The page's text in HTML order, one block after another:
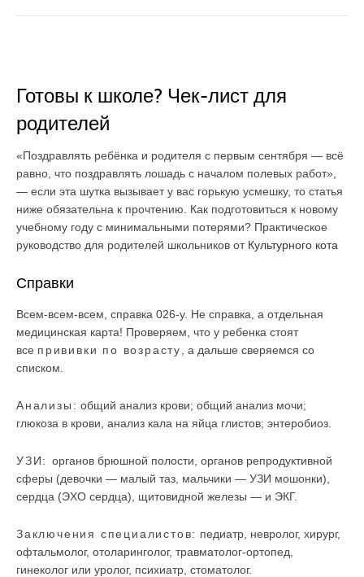
Готовы к школе? Чек-лист для
родителей
«Поздравлять ребёнка и родителя с первым сентября — всё
равно, что поздравлять лошадь с началом полевых работ»,
— если эта шутка вызывает у вас горькую усмешку, то статья
ниже обязательна к прочтению. Как подготовиться к новому
учебному году с минимальными потерями? Практическое
руководство для родителей школьников от Культурного кота
Справки
Всем-всем-всем, справка 026-у. Не справка, а отдельная
медицинская карта! Проверяем, что у ребенка стоят
все прививки по возрасту
, а дальше сверяемся со
списком.
Анализы: общий анализ крови; общий анализ мочи;
глюкоза в крови, анализ кала на яйца глистов; энтеробиоз.
УЗИ: органов брюшной полости, органов репродуктивной
сферы (девочки — малый таз, мальчики — УЗИ мошонки),
сердца (ЭХО сердца), щитовидной железы — и ЭКГ.
Заключения специалистов: педиатр, невролог, хирург,
офтальмолог, отоларинголог, травматолог-ортопед,
гинеколог или уролог, психиатр, стоматолог.